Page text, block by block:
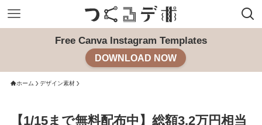
Free Canva Instagram Templates
DOWNLOAD NOW
ホーム デザイン素材
【1/15まで無料配布中】総額3.2万円相当